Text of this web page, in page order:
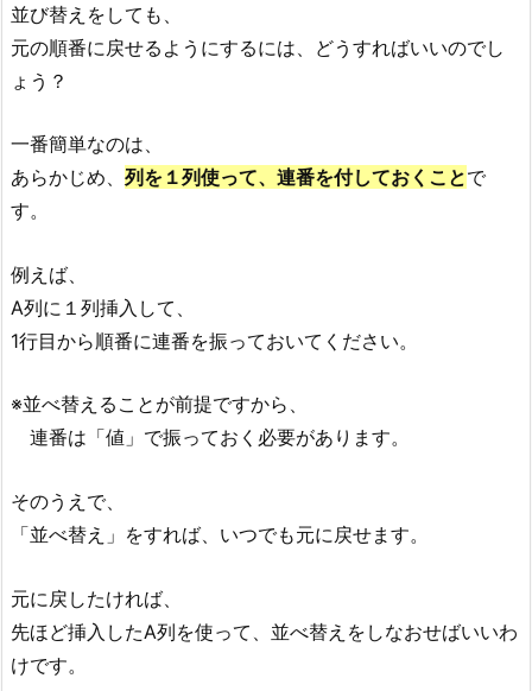
並び替えをしても、
元の順番に戻せるようにするには、どうすればいいのでし
ょう？
一番簡単なのは、
あらかじめ、 列を１列使って、連番を付しておくことで
す。
例えば、
A列に１列挿入して、
1行目から順番に連番を振っておいてください。
※並べ替えることが前提ですから、
連番は「値」で振っておく必要があります。
そのうえで、
「並べ替え」をすれば、いつでも元に戻せます。
元に戻したければ、
先ほど挿入したA列を使って、並べ替えをしなおせばいいわ
けです。